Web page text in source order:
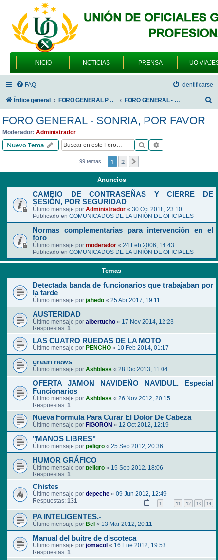
INICIO NOTICIAS PRENSA UO
FAQ Identificarse
Índice general FORO GENERAL PARA TODOS LOS USUARIOS FORO GENERAL - SONRIA, POR FAVOR
FORO GENERAL - SONRIA, POR FAVOR
Moderador: Administrador
Nuevo Tema Buscar
99 temas 1 2
Anuncios
CAMBIO DE CONTRASEÑAS Y CIERRE DE
SESIÓN, POR SEGURIDAD
Último mensaje por Administrador « 30 Oct 2018, 23:10
Publicado en COMUNICADOS DE LA UNIÓN DE OFICIALES
Normas complementarias para intervención en el
foro
Último mensaje por moderador « 24 Feb 2006, 14:43
Publicado en COMUNICADOS DE LA UNIÓN DE OFICIALES
Temas
Detectada banda de funcionarios que trabajaban por
la tarde
Último mensaje por jahedo « 25 Abr 2017, 19:11
AUSTERIDAD
Último mensaje por albertucho « 17 Nov 2014, 12:23
Respuestas: 1
LAS CUATRO RUEDAS DE LA MOTO
Último mensaje por PENCHO « 10 Feb 2014, 01:17
green news
Último mensaje por Ashbless « 28 Dic 2013, 11:04
OFERTA JAMON NAVIDEÑO NAVIDUL. Especial
Funcionarios
Último mensaje por Ashbless « 26 Nov 2012, 20:15
Respuestas: 1
Nueva Formula Para Curar El Dolor De Cabeza
Último mensaje por FIGORON « 12 Oct 2012, 12:19
"MANOS LIBRES"
Último mensaje por peligro « 25 Sep 2012, 20:36
HUMOR GRÁFICO
Último mensaje por peligro « 15 Sep 2012, 18:06
Respuestas: 1
Chistes
Último mensaje por depeche « 09 Jun 2012, 12:49
Respuestas: 131 1 … 11 12 13 14
PA INTELIGENTES.-
Último mensaje por Bel « 13 Mar 2012, 20:11
Manual del buitre de discoteca
Último mensaje por jomacol « 16 Ene 2012, 19:53
Respuestas: 1